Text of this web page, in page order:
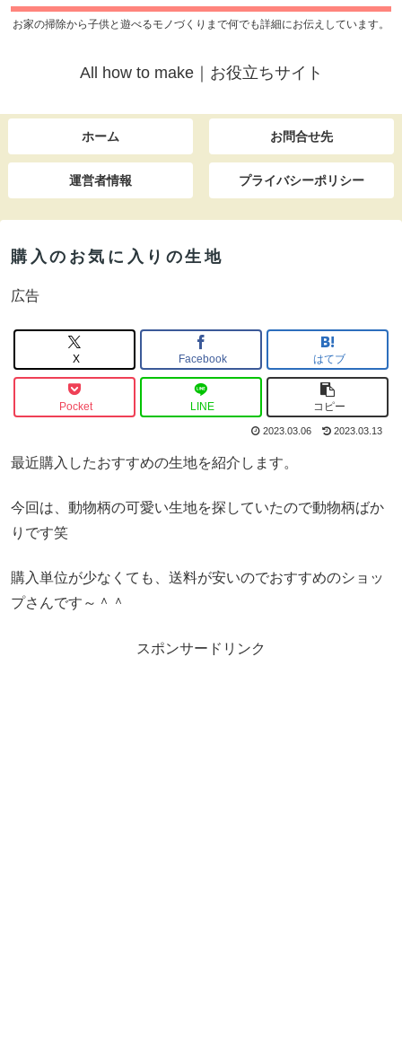
お家の掃除から子供と遊べるモノづくりまで何でも詳細にお伝えしています。
All how to make｜お役立ちサイト
ホーム お問合せ先
運営者情報 プライバシーポリシー
購入のお気に入りの生地
広告
X Facebook はてブ
Pocket LINE コピー
2023.03.06 2023.03.13
最近購入したおすすめの生地を紹介します。
今回は、動物柄の可愛い生地を探していたので動物柄ばか
りです笑
購入単位が少なくても、送料が安いのでおすすめのショッ
プさんです～＾＾
スポンサードリンク